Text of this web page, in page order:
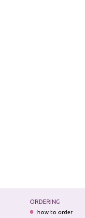
ORDERING
how to order